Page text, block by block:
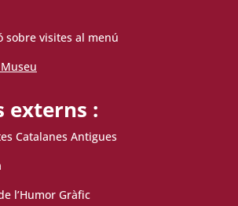
sobre visites al menú
externs :
Catalanes Antigues
l’Humor Gràfic